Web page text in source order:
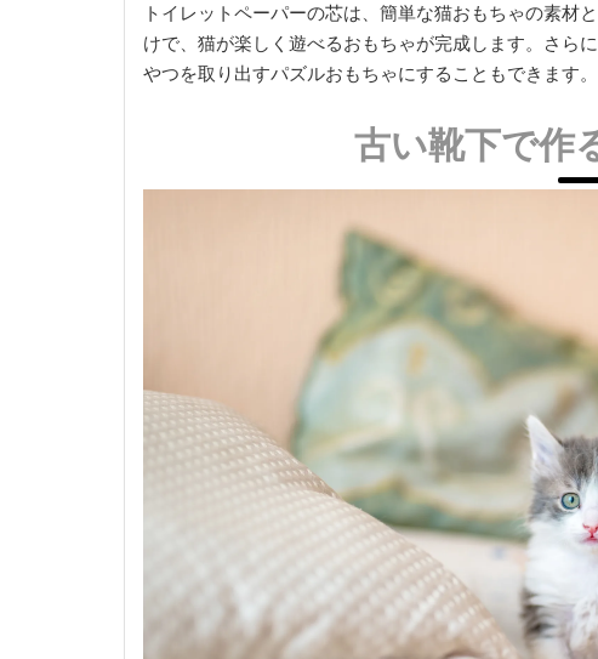
トイレットペーパーの芯は、簡単な猫おもちゃの素材
けで、猫が楽しく遊べるおもちゃが完成します。さら
やつを取り出すパズルおもちゃにすることもできます。
古い靴下で作